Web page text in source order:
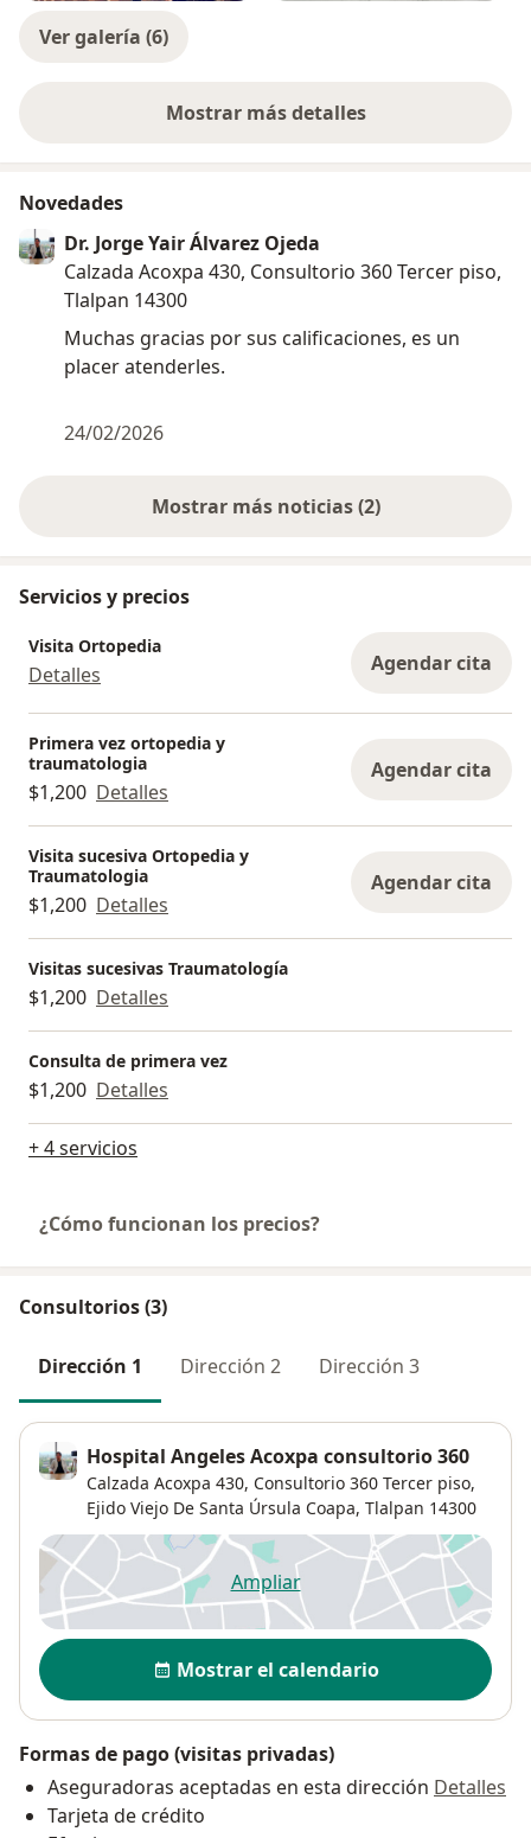
Ver galería (6)
Mostrar más detalles
sobre la experiencia
Novedades
Dr. Jorge Yair Álvarez Ojeda
Calzada Acoxpa 430, Consultorio 360 Tercer piso,
Tlalpan 14300
Muchas gracias por sus calificaciones, es un
placer atenderles.
24/02/2026
Mostrar más noticias (2)
Servicios y precios
Visita Ortopedia
Detalles Agendar cita
Primera vez ortopedia y
traumatologia
$1,200 Detalles
Agendar cita
Visita sucesiva Ortopedia y
Traumatologia
$1,200 Detalles
Agendar cita
Visitas sucesivas Traumatología
$1,200 Detalles
Consulta de primera vez
$1,200 Detalles
+ 4 servicios
¿Cómo funcionan los precios?
Consultorios (3)
Dirección 1 Dirección 2 Dirección 3
Hospital Angeles Acoxpa consultorio 360
Calzada Acoxpa 430, Consultorio 360 Tercer piso,
Ejido Viejo De Santa Úrsula Coapa, Tlalpan 14300
Ampliarse abre en una nueva
Disponibilidad
Mostrar el calendario
Formas de pago (visitas privadas)
Aseguradoras aceptadas en esta dirección Detalles
Tarjeta de crédito